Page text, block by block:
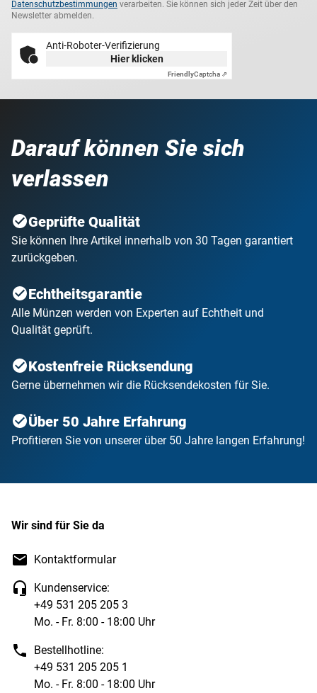
Datenschutzbestimmungen verarbeiten. Sie können sich jeder Zeit über den
Newsletter abmelden.
Anti-Roboter-Verifizierung
Hier klicken
FriendlyCaptcha ⇗
Darauf können Sie sich
verlassen
Geprüfte Qualität
Sie können Ihre Artikel innerhalb von 30 Tagen garantiert
zurückgeben.
Echtheitsgarantie
Alle Münzen werden von Experten auf Echtheit und
Qualität geprüft.
Kostenfreie Rücksendung
Gerne übernehmen wir die Rücksendekosten für Sie.
Über 50 Jahre Erfahrung
Profitieren Sie von unserer über 50 Jahre langen Erfahrung!
Wir sind für Sie da
Kontaktformular
Kundenservice:
+49 531 205 205 3
Mo. - Fr. 8:00 - 18:00 Uhr
Bestellhotline:
+49 531 205 205 1
Mo. - Fr. 8:00 - 18:00 Uhr